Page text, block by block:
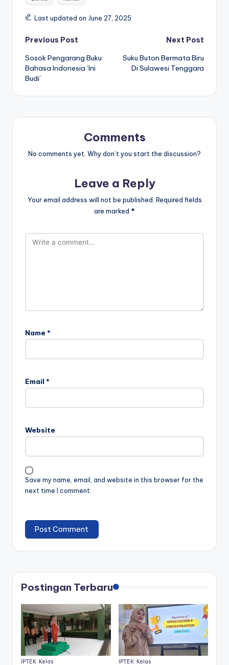
Last updated on June 27, 2025
Post
navigation
Previous Post
Sosok Pengarang Buku
Bahasa Indonesia ‘Ini
Budi’
Next Post
Suku Buton Bermata Biru
Di Sulawesi Tenggara
Comments
No comments yet. Why don’t you start the discussion?
Leave a Reply
Your email address will not be published. Required fields
are marked *
Name *
Email *
Website
Save my name, email, and website in this browser for the
next time I comment.
Postingan Terbaru
IPTEK Kelas IPTEK Kelas